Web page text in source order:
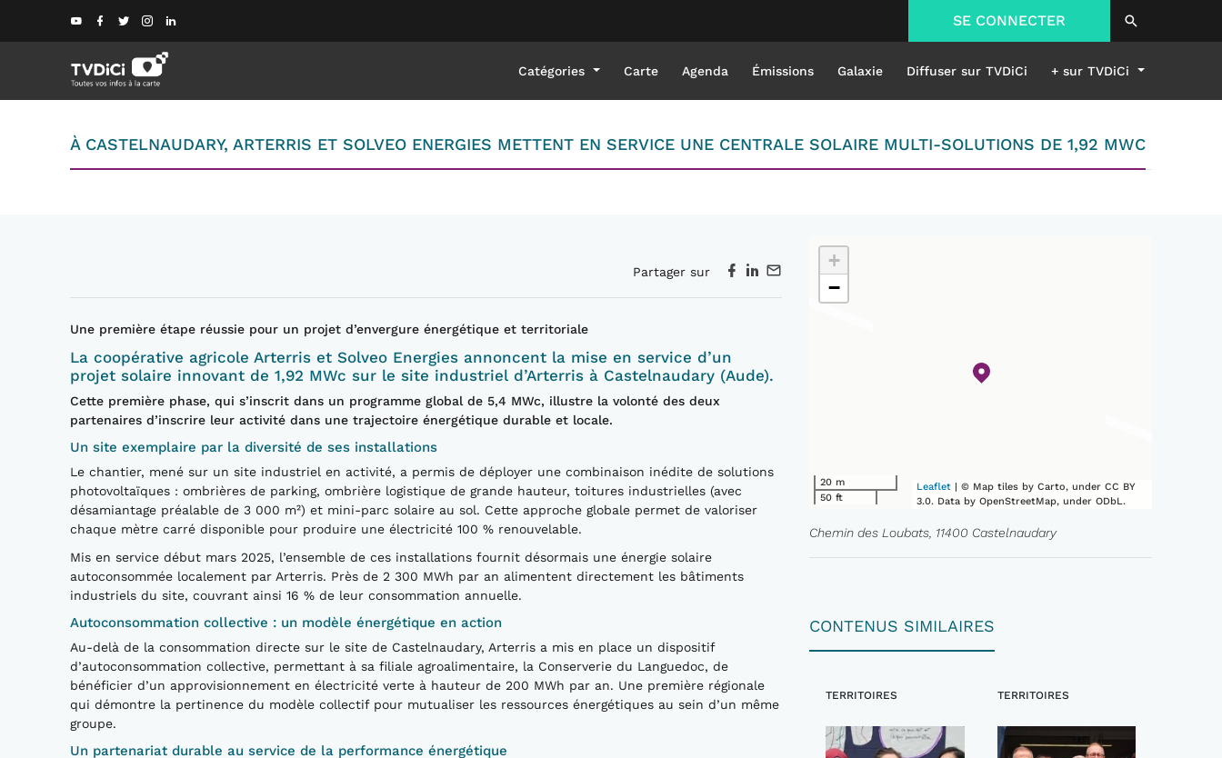
SE CONNECTER
Catégories Carte Agenda Émissions Galaxie Diffuser sur TVDiCi + sur TVDiCi
À CASTELNAUDARY, ARTERRIS ET SOLVEO ENERGIES METTENT EN SERVICE UNE CENTRALE SOLAIRE MULTI-SOLUTIONS DE 1,92 MWC
Partager sur
Une première étape réussie pour un projet d’envergure énergétique et territoriale
La coopérative agricole Arterris et Solveo Energies annoncent la mise en service d’un
projet solaire innovant de 1,92 MWc sur le site industriel d’Arterris à Castelnaudary (Aude).
Cette première phase, qui s’inscrit dans un programme global de 5,4 MWc, illustre la volonté des deux
partenaires d’inscrire leur activité dans une trajectoire énergétique durable et locale.
Un site exemplaire par la diversité de ses installations
Le chantier, mené sur un site industriel en activité, a permis de déployer une combinaison inédite de solutions
photovoltaïques : ombrières de parking, ombrière logistique de grande hauteur, toitures industrielles (avec
désamiantage préalable de 3 000 m²) et mini-parc solaire au sol. Cette approche globale permet de valoriser
chaque mètre carré disponible pour produire une électricité 100 % renouvelable.
Mis en service début mars 2025, l’ensemble de ces installations fournit désormais une énergie solaire
autoconsommée localement par Arterris. Près de 2 300 MWh par an alimentent directement les bâtiments
industriels du site, couvrant ainsi 16 % de leur consommation annuelle.
Autoconsommation collective : un modèle énergétique en action
Au-delà de la consommation directe sur le site de Castelnaudary, Arterris a mis en place un dispositif
d’autoconsommation collective, permettant à sa filiale agroalimentaire, la Conserverie du Languedoc, de
bénéficier d’un approvisionnement en électricité verte à hauteur de 200 MWh par an. Une première régionale
qui démontre la pertinence du modèle collectif pour mutualiser les ressources énergétiques au sein d’un même
groupe.
Un partenariat durable au service de la performance énergétique
+
−
20 m
50 ft
Leaflet | © Map tiles by Carto, under CC BY
3.0. Data by OpenStreetMap, under ODbL.
Chemin des Loubats, 11400 Castelnaudary
CONTENUS SIMILAIRES
TERRITOIRES TERRITOIRES